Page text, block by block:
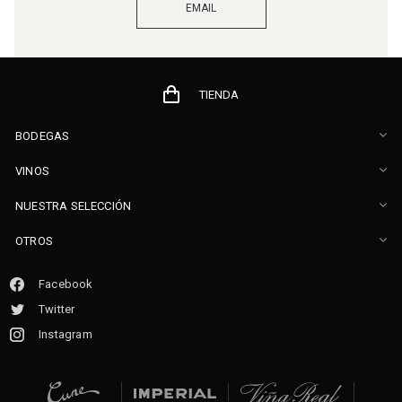
EMAIL
Facebook
Twitter
Instagram
BODEGAS
VINOS
NUESTRA SELECCIÓN
OTROS
TIENDA